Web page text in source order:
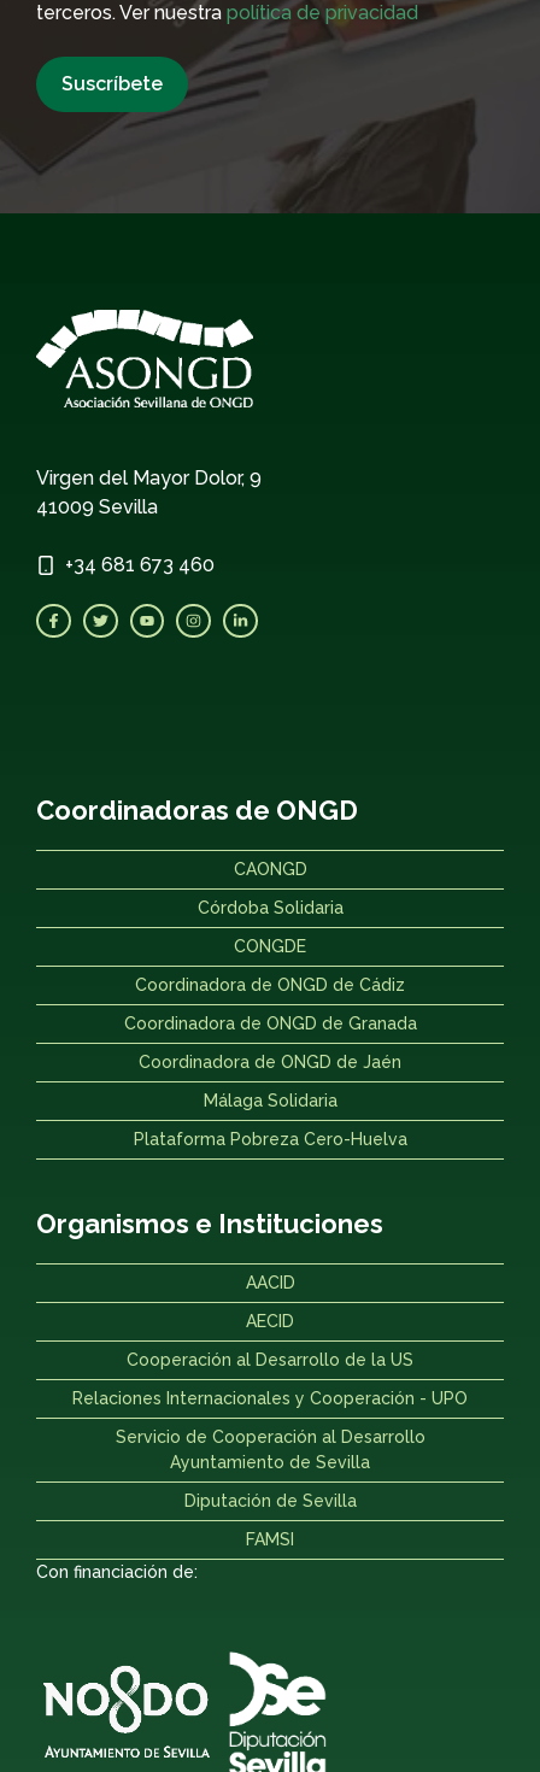
terceros. Ver nuestra política de privacidad
Virgen del Mayor Dolor, 9
41009 Sevilla
+34 681 673 460
Coordinadoras de ONGD
CAONGD
Córdoba Solidaria
CONGDE
Coordinadora de ONGD de Cádiz
Coordinadora de ONGD de Granada
Coordinadora de ONGD de Jaén
Málaga Solidaria
Plataforma Pobreza Cero-Huelva
Organismos e Instituciones
AACID
AECID
Cooperación al Desarrollo de la US
Relaciones Internacionales y Cooperación - UPO
Servicio de Cooperación al Desarrollo
Ayuntamiento de Sevilla
Diputación de Sevilla
FAMSI
Con financiación de: